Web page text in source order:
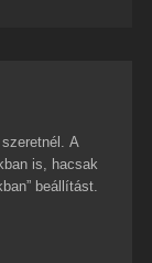
A
is, hacsak
beállítást.